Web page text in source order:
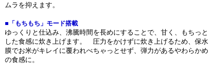
ムラを抑えます。
■「もちもち」モード搭載
ゆっくりと仕込み、沸騰時間を長めにすることで、甘く、もちっと
した食感に炊き上げます。 圧力をかけずに炊き上げるため、保水
膜でお米がキレイに覆われべちゃっとせず、弾力があるやわらかめ
の食感に。